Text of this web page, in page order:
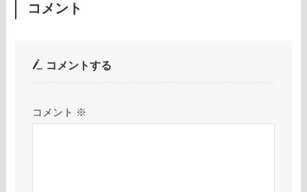
コメント
コメントする
コメント ※